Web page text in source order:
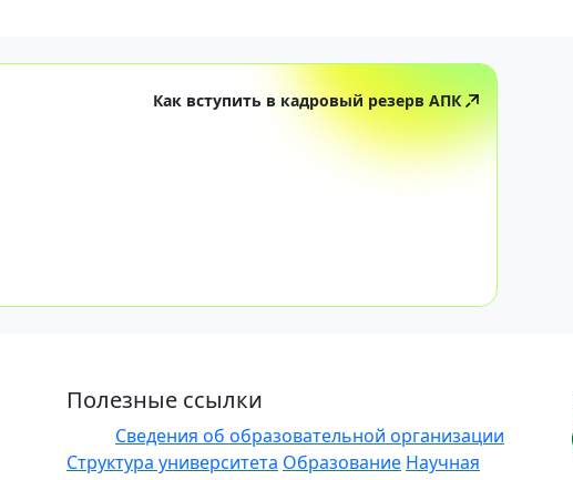
Как вступить в кадровый резерв АПК
Полезные ссылки
Сведения об образовательной организации
Структура университета Образование Научная